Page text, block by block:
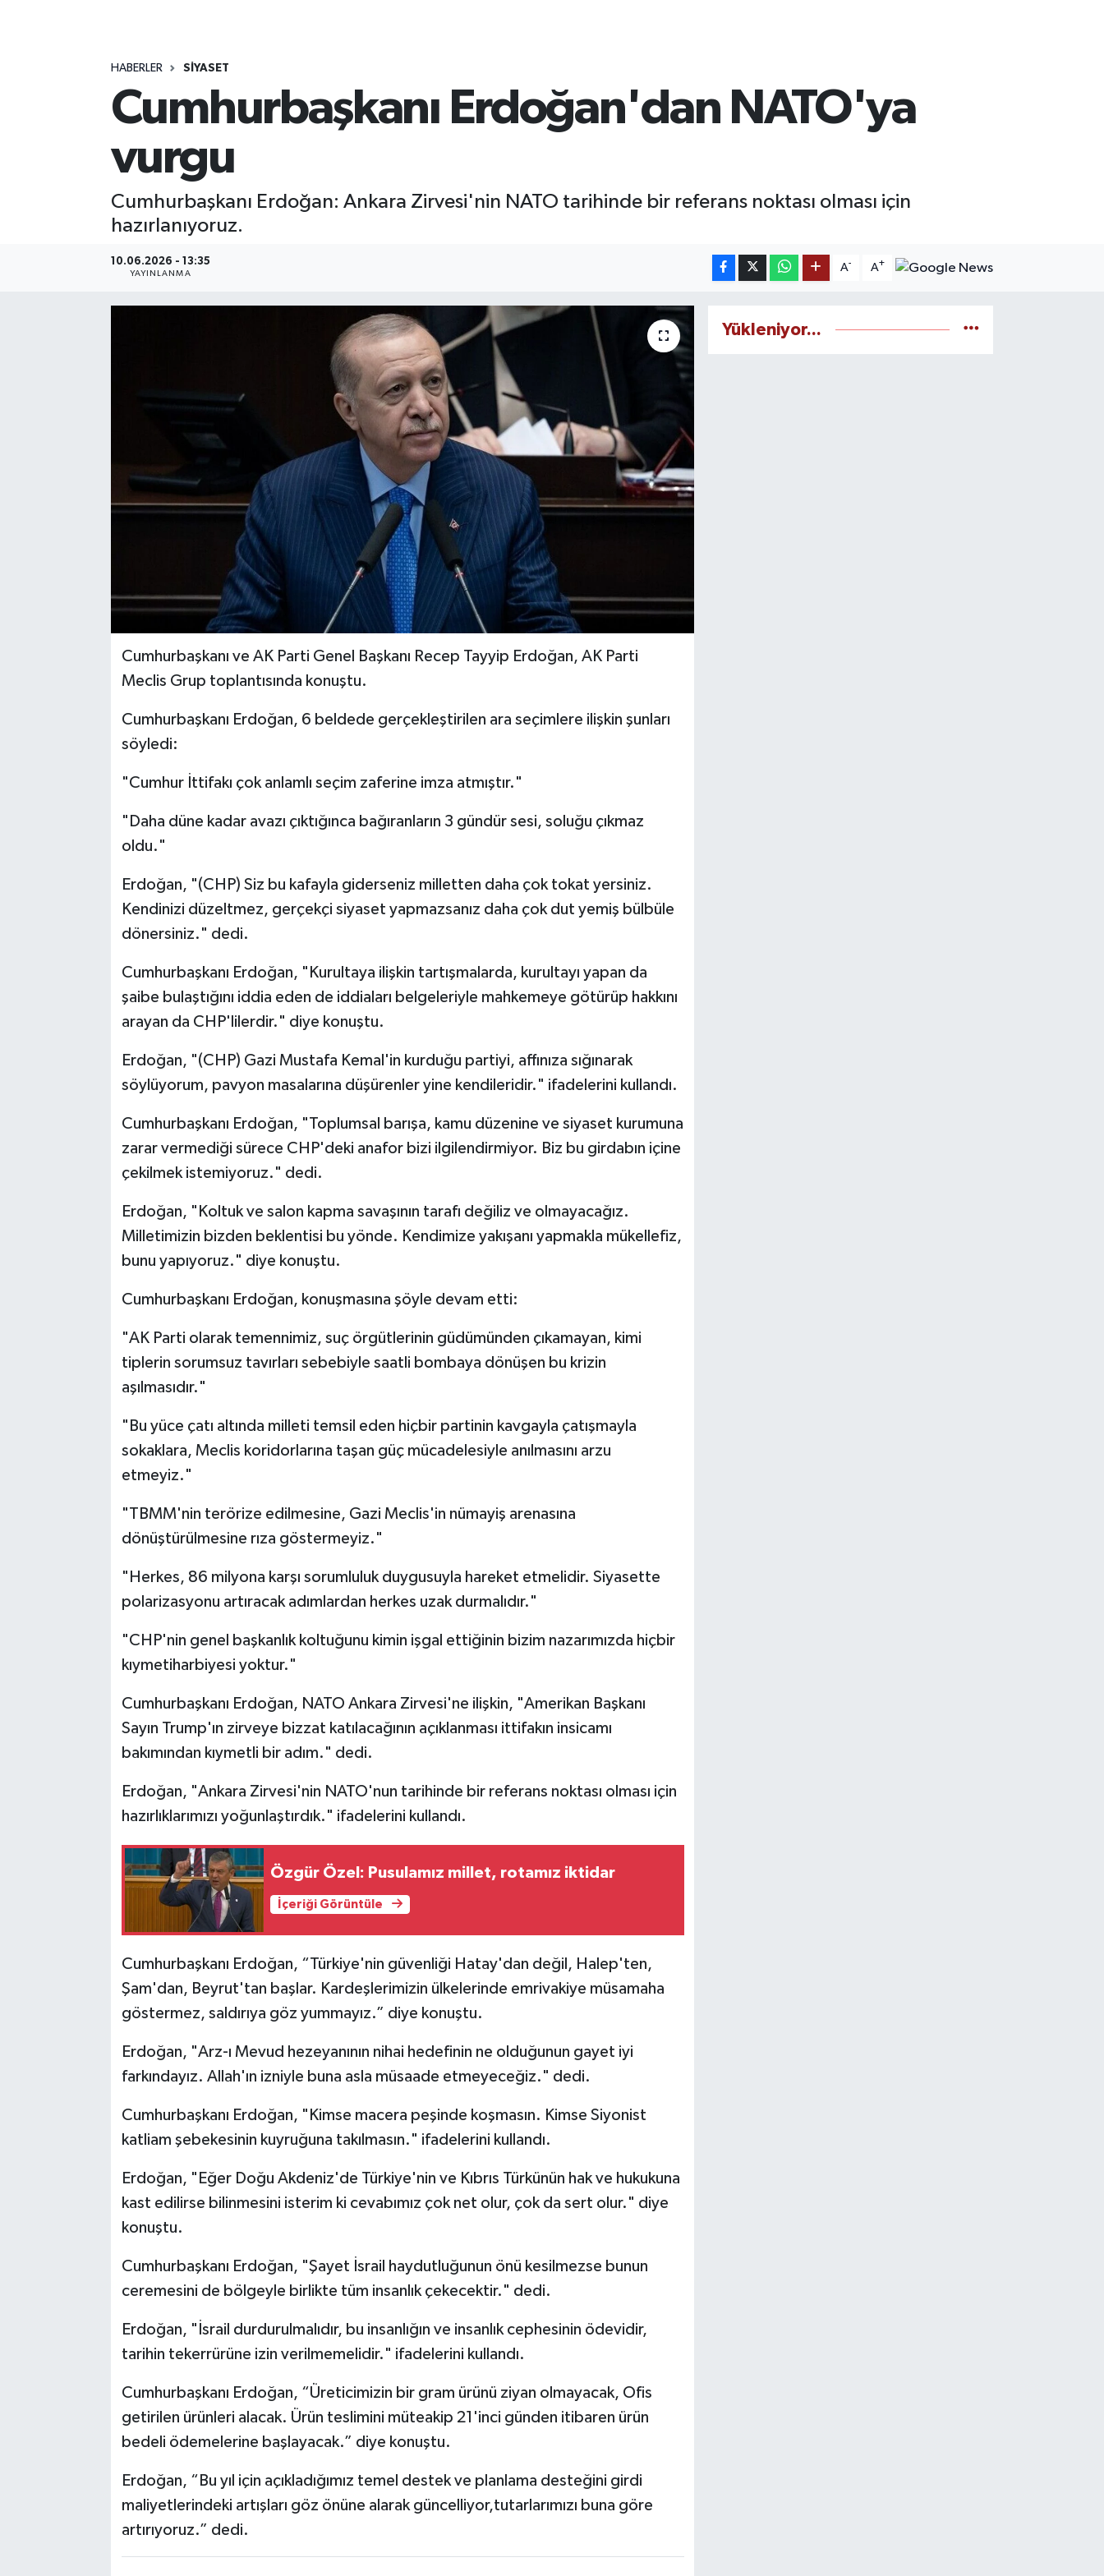
HABERLER SİYASET
Cumhurbaşkanı Erdoğan'dan NATO'ya
vurgu
Cumhurbaşkanı Erdoğan: Ankara Zirvesi'nin NATO tarihinde bir referans noktası olması için
hazırlanıyoruz.
10.06.2026 - 13:35
YAYINLANMA
A- A+
Cumhurbaşkanı ve AK Parti Genel Başkanı Recep Tayyip Erdoğan, AK Parti
Meclis Grup toplantısında konuştu.
Cumhurbaşkanı Erdoğan, 6 beldede gerçekleştirilen ara seçimlere ilişkin şunları
söyledi:
"Cumhur İttifakı çok anlamlı seçim zaferine imza atmıştır."
"Daha düne kadar avazı çıktığınca bağıranların 3 gündür sesi, soluğu çıkmaz
oldu."
Erdoğan, "(CHP) Siz bu kafayla giderseniz milletten daha çok tokat yersiniz.
Kendinizi düzeltmez, gerçekçi siyaset yapmazsanız daha çok dut yemiş bülbüle
dönersiniz." dedi.
Cumhurbaşkanı Erdoğan, "Kurultaya ilişkin tartışmalarda, kurultayı yapan da
şaibe bulaştığını iddia eden de iddiaları belgeleriyle mahkemeye götürüp hakkını
arayan da CHP'lilerdir." diye konuştu.
Erdoğan, "(CHP) Gazi Mustafa Kemal'in kurduğu partiyi, affınıza sığınarak
söylüyorum, pavyon masalarına düşürenler yine kendileridir." ifadelerini kullandı.
Cumhurbaşkanı Erdoğan, "Toplumsal barışa, kamu düzenine ve siyaset kurumuna
zarar vermediği sürece CHP'deki anafor bizi ilgilendirmiyor. Biz bu girdabın içine
çekilmek istemiyoruz." dedi.
Erdoğan, "Koltuk ve salon kapma savaşının tarafı değiliz ve olmayacağız.
Milletimizin bizden beklentisi bu yönde. Kendimize yakışanı yapmakla mükellefiz,
bunu yapıyoruz." diye konuştu.
Cumhurbaşkanı Erdoğan, konuşmasına şöyle devam etti:
"AK Parti olarak temennimiz, suç örgütlerinin güdümünden çıkamayan, kimi
tiplerin sorumsuz tavırları sebebiyle saatli bombaya dönüşen bu krizin
aşılmasıdır."
"Bu yüce çatı altında milleti temsil eden hiçbir partinin kavgayla çatışmayla
sokaklara, Meclis koridorlarına taşan güç mücadelesiyle anılmasını arzu
etmeyiz."
"TBMM'nin terörize edilmesine, Gazi Meclis'in nümayiş arenasına
dönüştürülmesine rıza göstermeyiz."
"Herkes, 86 milyona karşı sorumluluk duygusuyla hareket etmelidir. Siyasette
polarizasyonu artıracak adımlardan herkes uzak durmalıdır."
"CHP'nin genel başkanlık koltuğunu kimin işgal ettiğinin bizim nazarımızda hiçbir
kıymetiharbiyesi yoktur."
Cumhurbaşkanı Erdoğan, NATO Ankara Zirvesi'ne ilişkin, "Amerikan Başkanı
Sayın Trump'ın zirveye bizzat katılacağının açıklanması ittifakın insicamı
bakımından kıymetli bir adım." dedi.
Erdoğan, "Ankara Zirvesi'nin NATO'nun tarihinde bir referans noktası olması için
hazırlıklarımızı yoğunlaştırdık." ifadelerini kullandı.
Özgür Özel: Pusulamız millet, rotamız iktidar
İçeriği Görüntüle
Cumhurbaşkanı Erdoğan, “Türkiye'nin güvenliği Hatay'dan değil, Halep'ten,
Şam'dan, Beyrut'tan başlar. Kardeşlerimizin ülkelerinde emrivakiye müsamaha
göstermez, saldırıya göz yummayız.” diye konuştu.
Erdoğan, "Arz-ı Mevud hezeyanının nihai hedefinin ne olduğunun gayet iyi
farkındayız. Allah'ın izniyle buna asla müsaade etmeyeceğiz." dedi.
Cumhurbaşkanı Erdoğan, "Kimse macera peşinde koşmasın. Kimse Siyonist
katliam şebekesinin kuyruğuna takılmasın." ifadelerini kullandı.
Erdoğan, "Eğer Doğu Akdeniz'de Türkiye'nin ve Kıbrıs Türkünün hak ve hukukuna
kast edilirse bilinmesini isterim ki cevabımız çok net olur, çok da sert olur." diye
konuştu.
Cumhurbaşkanı Erdoğan, "Şayet İsrail haydutluğunun önü kesilmezse bunun
ceremesini de bölgeyle birlikte tüm insanlık çekecektir." dedi.
Erdoğan, "İsrail durdurulmalıdır, bu insanlığın ve insanlık cephesinin ödevidir,
tarihin tekerrürüne izin verilmemelidir." ifadelerini kullandı.
Cumhurbaşkanı Erdoğan, “Üreticimizin bir gram ürünü ziyan olmayacak, Ofis
getirilen ürünleri alacak. Ürün teslimini müteakip 21'inci günden itibaren ürün
bedeli ödemelerine başlayacak.” diye konuştu.
Erdoğan, “Bu yıl için açıkladığımız temel destek ve planlama desteğini girdi
maliyetlerindeki artışları göz önüne alarak güncelliyor,tutarlarımızı buna göre
artırıyoruz.” dedi.
Yükleniyor...
ÖZEL HABER
RESMİ İLANLAR
SPONSORLU YAZI